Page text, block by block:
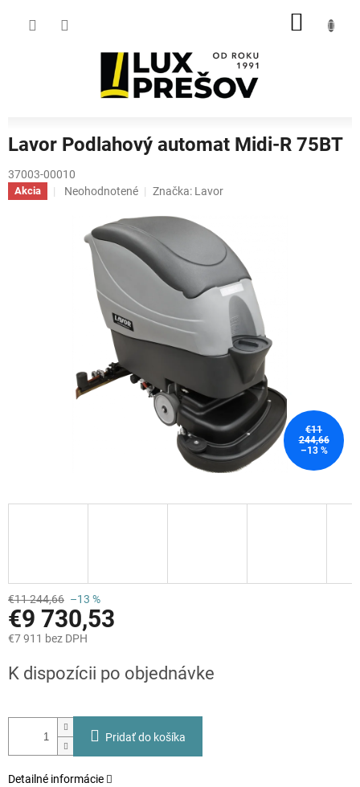
Lavor Podlahový automat Midi-R 75BT
37003-00010
Akcia
Priemerné
produktu
hviezdičiek.
Neohodnotené Značka: Lavor
€11
244,66
–13 %
€11 244,66 –13 %
€9 730,53
€7 911 bez DPH
cena:
K dispozícii po objednávke
Pridať do košíka
Detailné informácie